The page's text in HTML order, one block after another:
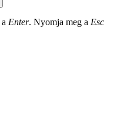
Enter. Nyomja meg a Esc